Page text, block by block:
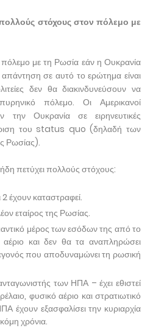
στόχους στον πόλεμο με
με τη Ρωσία εάν η Ουκρανία
απάντηση σε αυτό το ερώτημα είναι
δεν θα διακινδυνεύσουν να
πόλεμο. Οι Αμερικανοί
την Ουκρανία σε ειρηνευτικές
του status quo (δηλαδή των
Ρωσίας).
πετύχει πολλούς στόχους:
έχουν καταστραφεί.
εταίρος της Ρωσίας.
μέρος των εσόδων της από το
αέριο και δεν θα τα αναπληρώσει
που αποδυναμώνει τη ρωσική
των ΗΠΑ – έχει εθιστεί
φυσικό αέριο και στρατιωτικό
έχουν εξασφαλίσει την κυριαρχία
χρόνια.